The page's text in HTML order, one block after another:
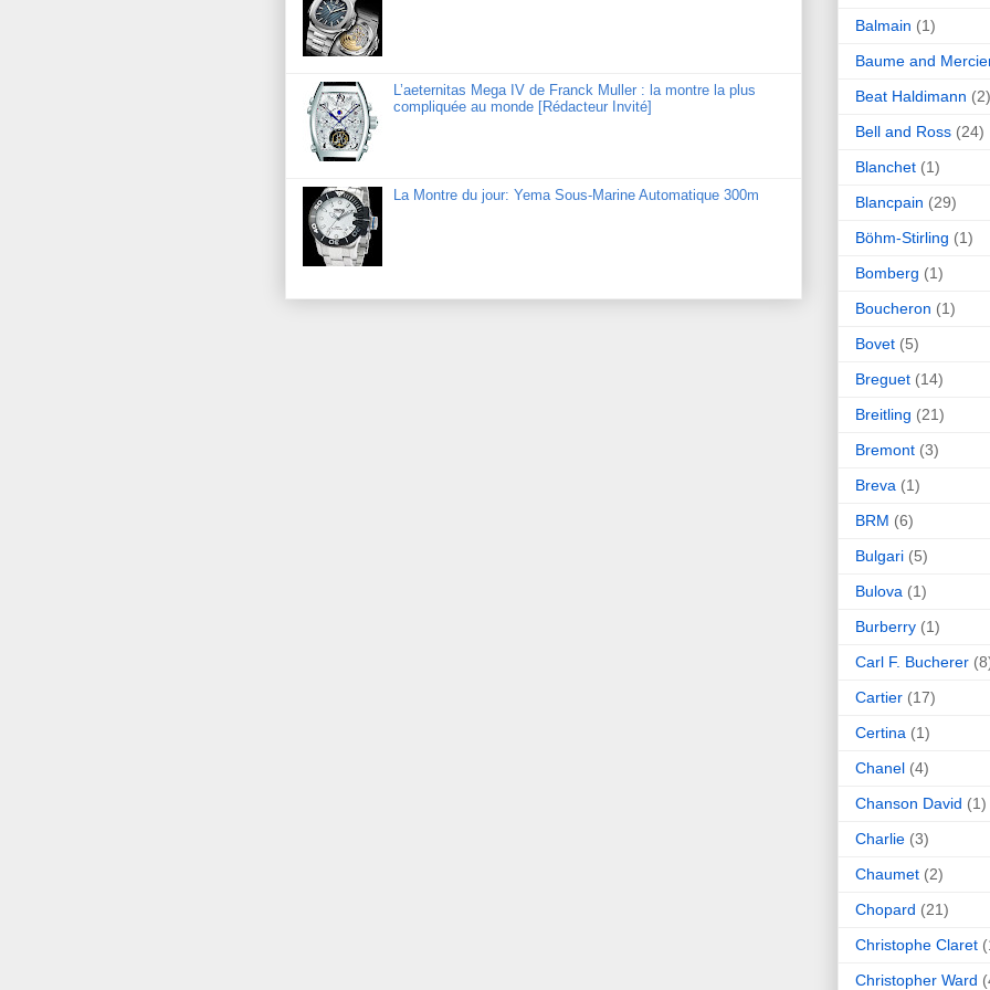
L’aeternitas Mega IV de Franck Muller : la montre la plus
compliquée au monde [Rédacteur Invité]
La Montre du jour: Yema Sous-Marine Automatique 300m
Balmain (1)
Baume and
Beat Haldimann (2)
Bell and Ross (24)
Blanchet (1)
Blancpain (29)
Böhm-Stirling (1)
Bomberg (1)
Boucheron (1)
Bovet (5)
Breguet (14)
Breitling (21)
Bremont (3)
Breva (1)
BRM (6)
Bulgari (5)
Bulova (1)
Burberry (1)
Carl F. Bucherer
Cartier (17)
Certina (1)
Chanel (4)
Chanson David (1)
Charlie (3)
Chaumet (2)
Chopard (21)
Christophe Claret
Christopher Ward